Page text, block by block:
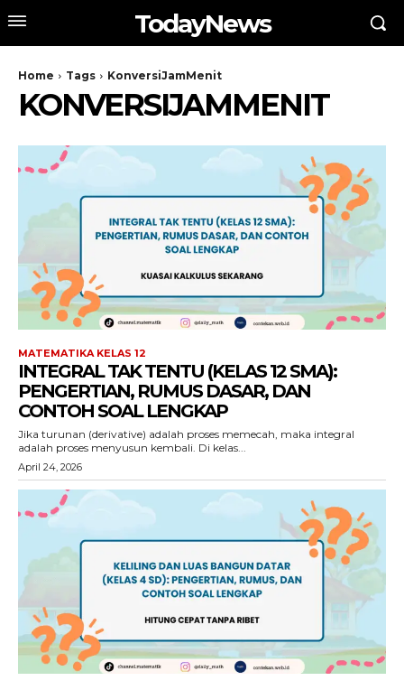
TodayNews
Home Tags KonversiJamMenit
KONVERSIJAMMENIT
MATEMATIKA KELAS 12
INTEGRAL TAK TENTU (KELAS 12 SMA):
PENGERTIAN, RUMUS DASAR, DAN
CONTOH SOAL LENGKAP
Jika turunan (derivative) adalah proses memecah, maka integral
adalah proses menyusun kembali. Di kelas...
April 24, 2026